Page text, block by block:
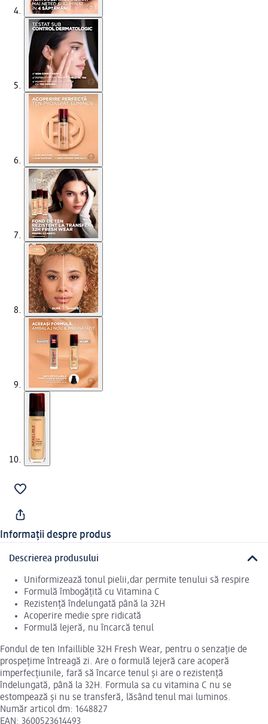
Informații despre produs
Descrierea produsului
Uniformizează tonul pielii,dar permite tenului să respire
Formulă îmbogățită cu Vitamina C
Rezistență îndelungată până la 32H
Acoperire medie spre ridicată
Formulă lejeră, nu încarcă tenul
Fondul de ten Infaillible 32H Fresh Wear, pentru o senzație de
prospețime întreagă zi. Are o formulă lejeră care acoperă
imperfecțiunile, fară să încarce tenul și are o rezistență
îndelungată, până la 32H. Formula sa cu vitamina C nu se
estompează și nu se transferă, lăsând tenul mai luminos.
Număr articol dm: 1648827
EAN: 3600523614493